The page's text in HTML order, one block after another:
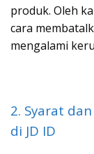
produk. Oleh
cara
mengalami
2. Syarat
di JD ID